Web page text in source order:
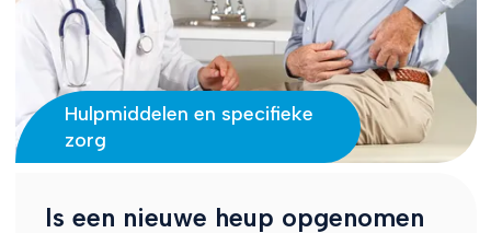
Hulpmiddelen en specifieke
zorg
Is een nieuwe heup opgenomen